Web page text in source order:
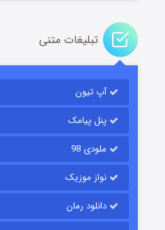
باب
قسمت۶ (زیرنویس)
تبلیغات متنی
آپ تیون
پنل پیامک
ملودی 98
نواز موزیک
دانلود رمان